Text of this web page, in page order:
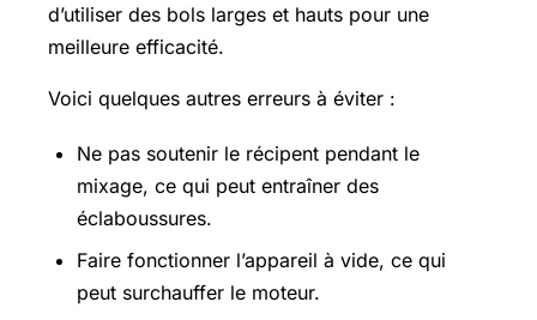
d’utiliser des bols larges et hauts pour une
meilleure efficacité.
Voici quelques autres erreurs à éviter :
Ne pas soutenir le récipent pendant le
mixage, ce qui peut entraîner des
éclaboussures.
Faire fonctionner l’appareil à vide, ce qui
peut surchauffer le moteur.